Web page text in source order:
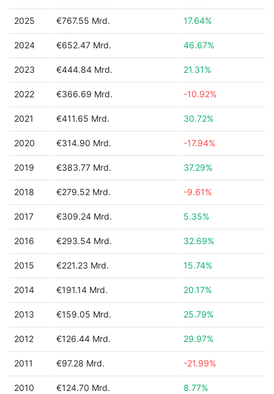
2025 €767.55 Mrd. 17.64%
2024 €652.47 Mrd. 46.67%
2023 €444.84 Mrd. 21.31%
2022 €366.69 Mrd. -10.92%
2021 €411.65 Mrd. 30.72%
2020 €314.90 Mrd. -17.94%
2019 €383.77 Mrd. 37.29%
2018 €279.52 Mrd. -9.61%
2017 €309.24 Mrd. 5.35%
2016 €293.54 Mrd. 32.69%
2015 €221.23 Mrd. 15.74%
2014 €191.14 Mrd. 20.17%
2013 €159.05 Mrd. 25.79%
2012 €126.44 Mrd. 29.97%
2011 €97.28 Mrd. -21.99%
2010 €124.70 Mrd. 8.77%